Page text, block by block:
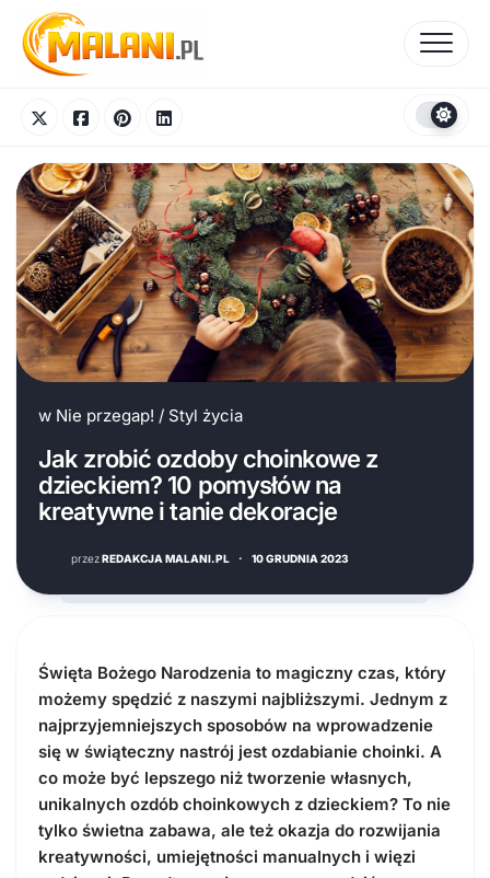
content
w Nie przegap! / Styl życia
Jak zrobić ozdoby choinkowe z
dzieckiem? 10 pomysłów na
kreatywne i tanie dekoracje
przezREDAKCJA MALANI.PL · 10 GRUDNIA 2023
Święta Bożego Narodzenia to magiczny czas, który
możemy spędzić z naszymi najbliższymi. Jednym z
najprzyjemniejszych sposobów na wprowadzenie
się w świąteczny nastrój jest ozdabianie choinki. A
co może być lepszego niż tworzenie własnych,
unikalnych ozdób choinkowych z dzieckiem? To nie
tylko świetna zabawa, ale też okazja do rozwijania
kreatywności, umiejętności manualnych i więzi